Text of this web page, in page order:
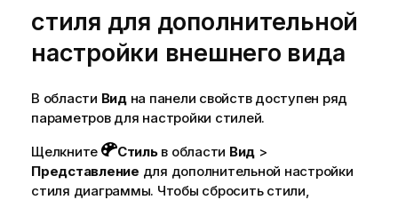
стиля для дополнительной
настройки внешнего вида
В области Видна панели свойств доступен ряд
параметров для настройки стилей.
Щелкните
Стильв области Вид >
Представление для дополнительной настройки
стиля диаграммы. Чтобы сбросить стили,